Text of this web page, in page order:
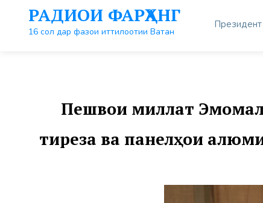
контенту
РАДИОИ ФАРҲАНГ
16 сол дар фазои иттилоотии Ватан
Президент
Пешвои миллат
тиреза ва панелҳои